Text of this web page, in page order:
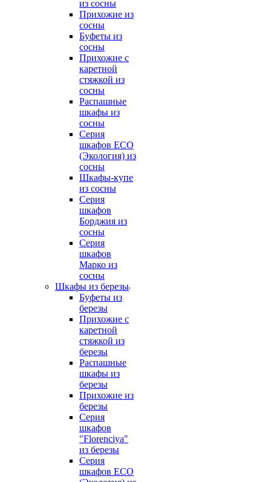
из сосны
Прихожие из
сосны
Буфеты из
сосны
Прихожие с
каретной
стяжкой из
сосны
Распашные
шкафы из
сосны
Серия
шкафов ECO
(Экология) из
сосны
Шкафы-купе
из сосны
Серия
шкафов
Борджия из
сосны
Серия
шкафов
Марко из
сосны
Шкафы из березы
Буфеты из
березы
Прихожие с
каретной
стяжкой из
березы
Распашные
шкафы из
березы
Прихожие из
березы
Серия
шкафов
"Florenciya"
из березы
Серия
шкафов ECO